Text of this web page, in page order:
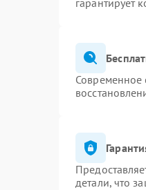
гарантирует
Современное
детали, что